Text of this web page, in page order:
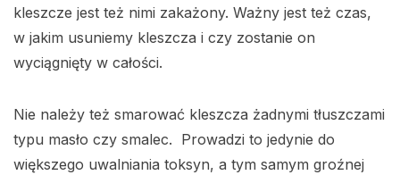
kleszcze jest też nimi zakażony. Ważny jest też czas,
w jakim usuniemy kleszcza i czy zostanie on
wyciągnięty w całości.
Nie należy też smarować kleszcza żadnymi tłuszczami
typu masło czy smalec. Prowadzi to jedynie do
większego uwalniania toksyn, a tym samym groźnej